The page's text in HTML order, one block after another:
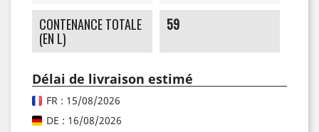
CONTENANCE TOTALE
(EN L)
59
Délai de livraison estimé
FR : 15/08/2026
DE : 16/08/2026